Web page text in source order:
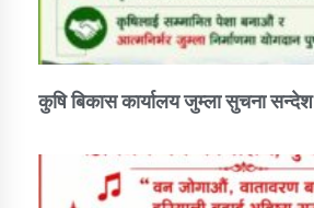
कुषि बिकास कार्यालय जुम्ला सुचना सन्देश